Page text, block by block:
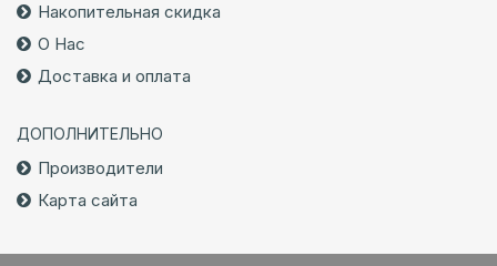
Накопительная скидка
О Нас
Доставка и оплата
ДОПОЛНИТЕЛЬНО
Производители
Карта сайта